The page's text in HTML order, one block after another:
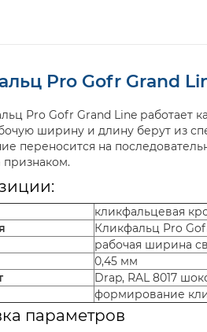
Pro Gofr Grand
Pro Gofr Grand Line
ширину и длину берут из
переносится на
кликфальцевая
Кликфальц Pro
рабочая ширина
0,45 мм
Drap, RAL 8017
формирование
параметров